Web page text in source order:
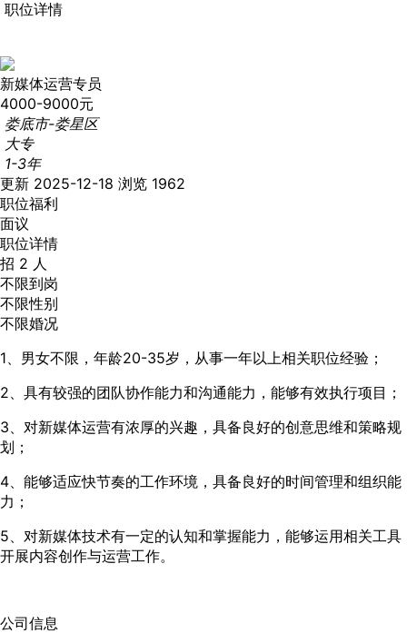
职位详情
新媒体运营专员
4000-9000元
娄底市-娄星区
大专
1-3年
更新 2025-12-18 浏览 1962
职位福利
面议
职位详情
招 2 人
不限到岗
不限性别
不限婚况
1、男女不限，年龄20-35岁，从事一年以上相关职位经验；
2、具有较强的团队协作能力和沟通能力，能够有效执行项目；
3、对新媒体运营有浓厚的兴趣，具备良好的创意思维和策略规
划；
4、能够适应快节奏的工作环境，具备良好的时间管理和组织能
力；
5、对新媒体技术有一定的认知和掌握能力，能够运用相关工具
开展内容创作与运营工作。
公司信息